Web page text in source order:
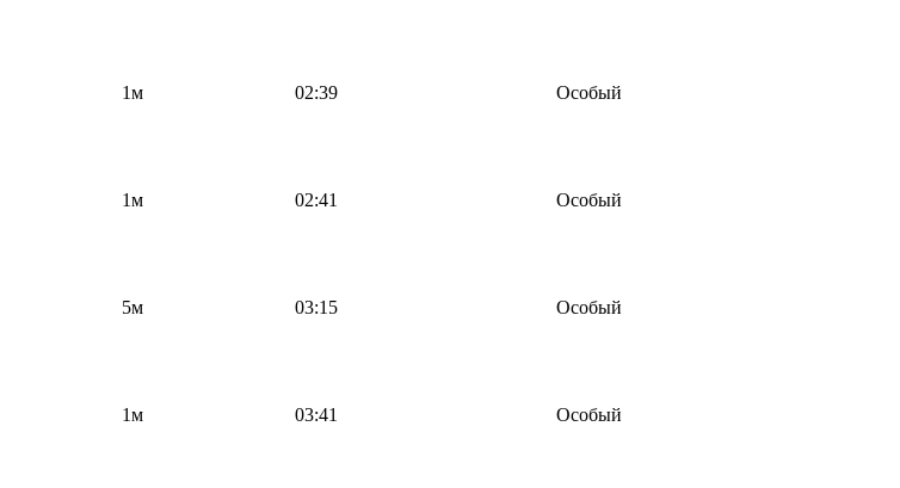
1м 02:39 Особый
1м 02:41 Особый
5м 03:15 Особый
1м 03:41 Особый